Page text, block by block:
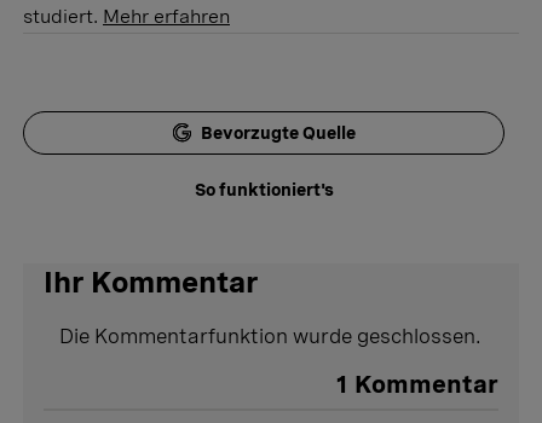
studiert. Mehr erfahren
Bevorzugte Quelle
So funktioniert's
Ihr Kommentar
Die Kommentarfunktion wurde geschlossen.
1 Kommentar